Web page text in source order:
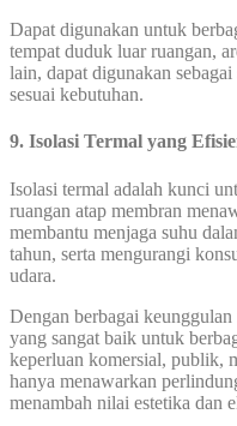
Dapat digunakan untuk
tempat duduk luar ruangan,
lain, dapat digunakan
sesuai kebutuhan.
9. Isolasi Termal yang
Isolasi termal adalah kunci
ruangan atap membran
membantu menjaga suhu
tahun, serta mengurangi
udara.
Dengan berbagai
yang sangat baik untuk
keperluan komersial, publik,
hanya menawarkan
menambah nilai estetika dan